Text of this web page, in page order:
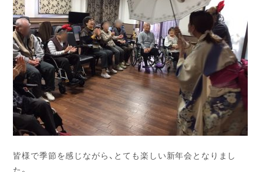
皆様で季節を感じながら、とても楽しい新年会となりまし
た。